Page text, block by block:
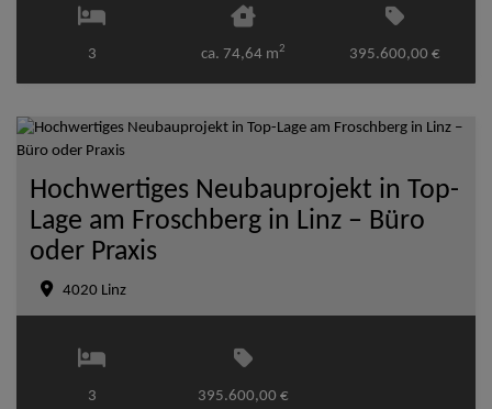
3 ca. 74,64 m2 395.600,00 €
Hochwertiges Neubauprojekt in Top-
Lage am Froschberg in Linz – Büro
oder Praxis
4020 Linz
3 395.600,00 €